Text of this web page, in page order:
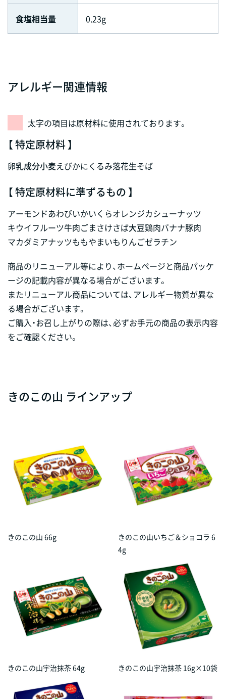
食塩相当量 0.23g
アレルギー関連情報
太字の項目は原材料に使用されております。
【 特定原材料 】
卵乳成分小麦えびかにくるみ落花生そば
【 特定原材料に準ずるもの 】
アーモンドあわびいかいくらオレンジカシューナッツ
キウイフルーツ牛肉ごまさけさば大豆鶏肉バナナ豚肉
マカダミアナッツももやまいも りんごゼラチン
商品のリニューアル等により、ホームページと商品パッケ
ージの記載内容が異なる場合がございます。
またリニューアル商品については、アレルギー物質が異な
る場合がございます。
ご購入・お召し上がりの際は、必ずお手元の商品の表示内容
をご確認ください。
きのこの山 ラインアップ
きのこの山 66g
きのこの山いちご＆ショコラ 6
4g
きのこの山宇治抹茶 64g きのこの山宇治抹茶 16g×10袋